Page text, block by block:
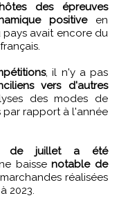
hôtes des épreuves
positive en
avait encore du
, il n'y a pas
vers d'autres
des modes de
rapport à l'année
de juillet a été
baissenotable de
réalisées
2023.